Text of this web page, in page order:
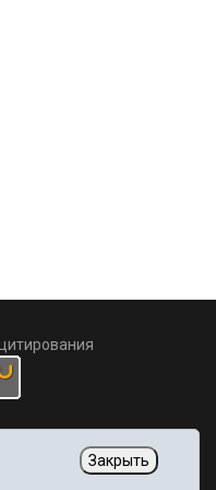
Закрыть